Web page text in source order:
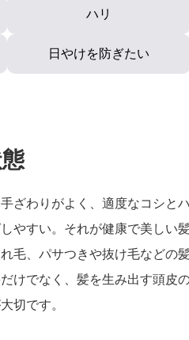
ハリ
日やけを防ぎたい
ざわりがよく、適度なコシと
やすい。それが健康で美しい
毛、パサつきや抜け毛などの
けでなく、髪を生み出す頭皮
切です。